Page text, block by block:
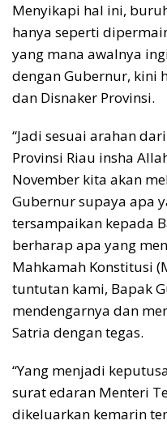
Menyikapi hal ini,
hanya seperti
yang mana awalnya
dengan Gubernur, kini
dan Disnaker Provinsi.
“Jadi sesuai arahan dari
Provinsi Riau insha
November kita akan
Gubernur supaya apa
tersampaikan kepada
berharap apa yang
Mahkamah Konstitusi
tuntutan kami, Bapak
mendengarnya dan
Satria dengan tegas.
“Yang menjadi
surat edaran Menteri
dikeluarkan kemarin